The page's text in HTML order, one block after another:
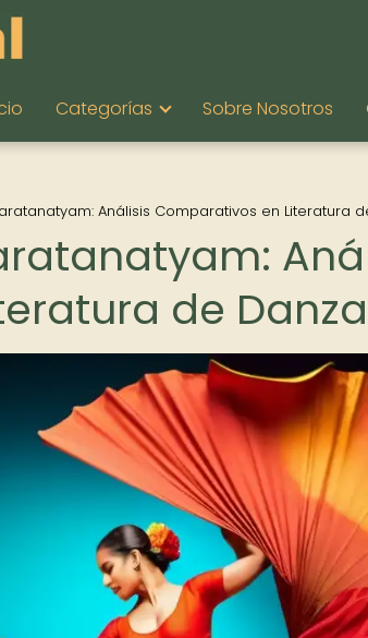
Categorías Sobre Nosotros
Análisis Comparativos en Literatura
de Danza